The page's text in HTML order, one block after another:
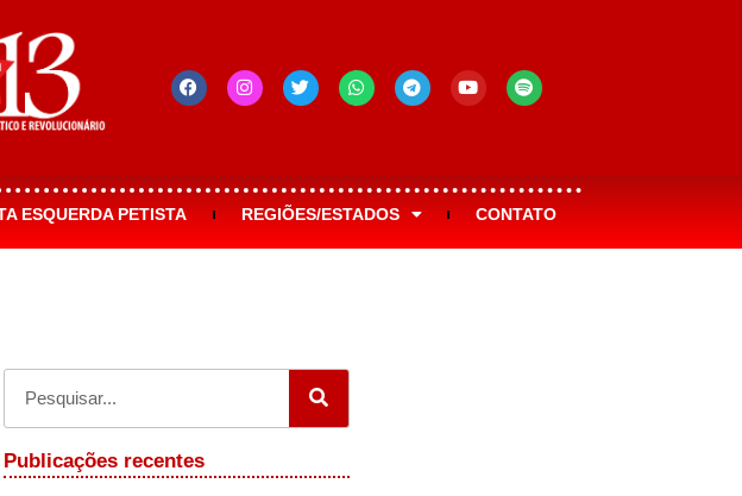
ESQUERDA PETISTA REGIÕES/ESTADOS CONTATO
Publicações recentes